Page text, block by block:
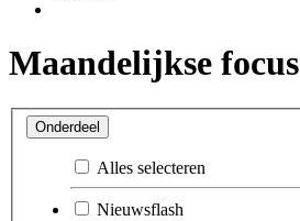
Maandelijkse focus
Onderdeel
Alles selecteren
Nieuwsflash